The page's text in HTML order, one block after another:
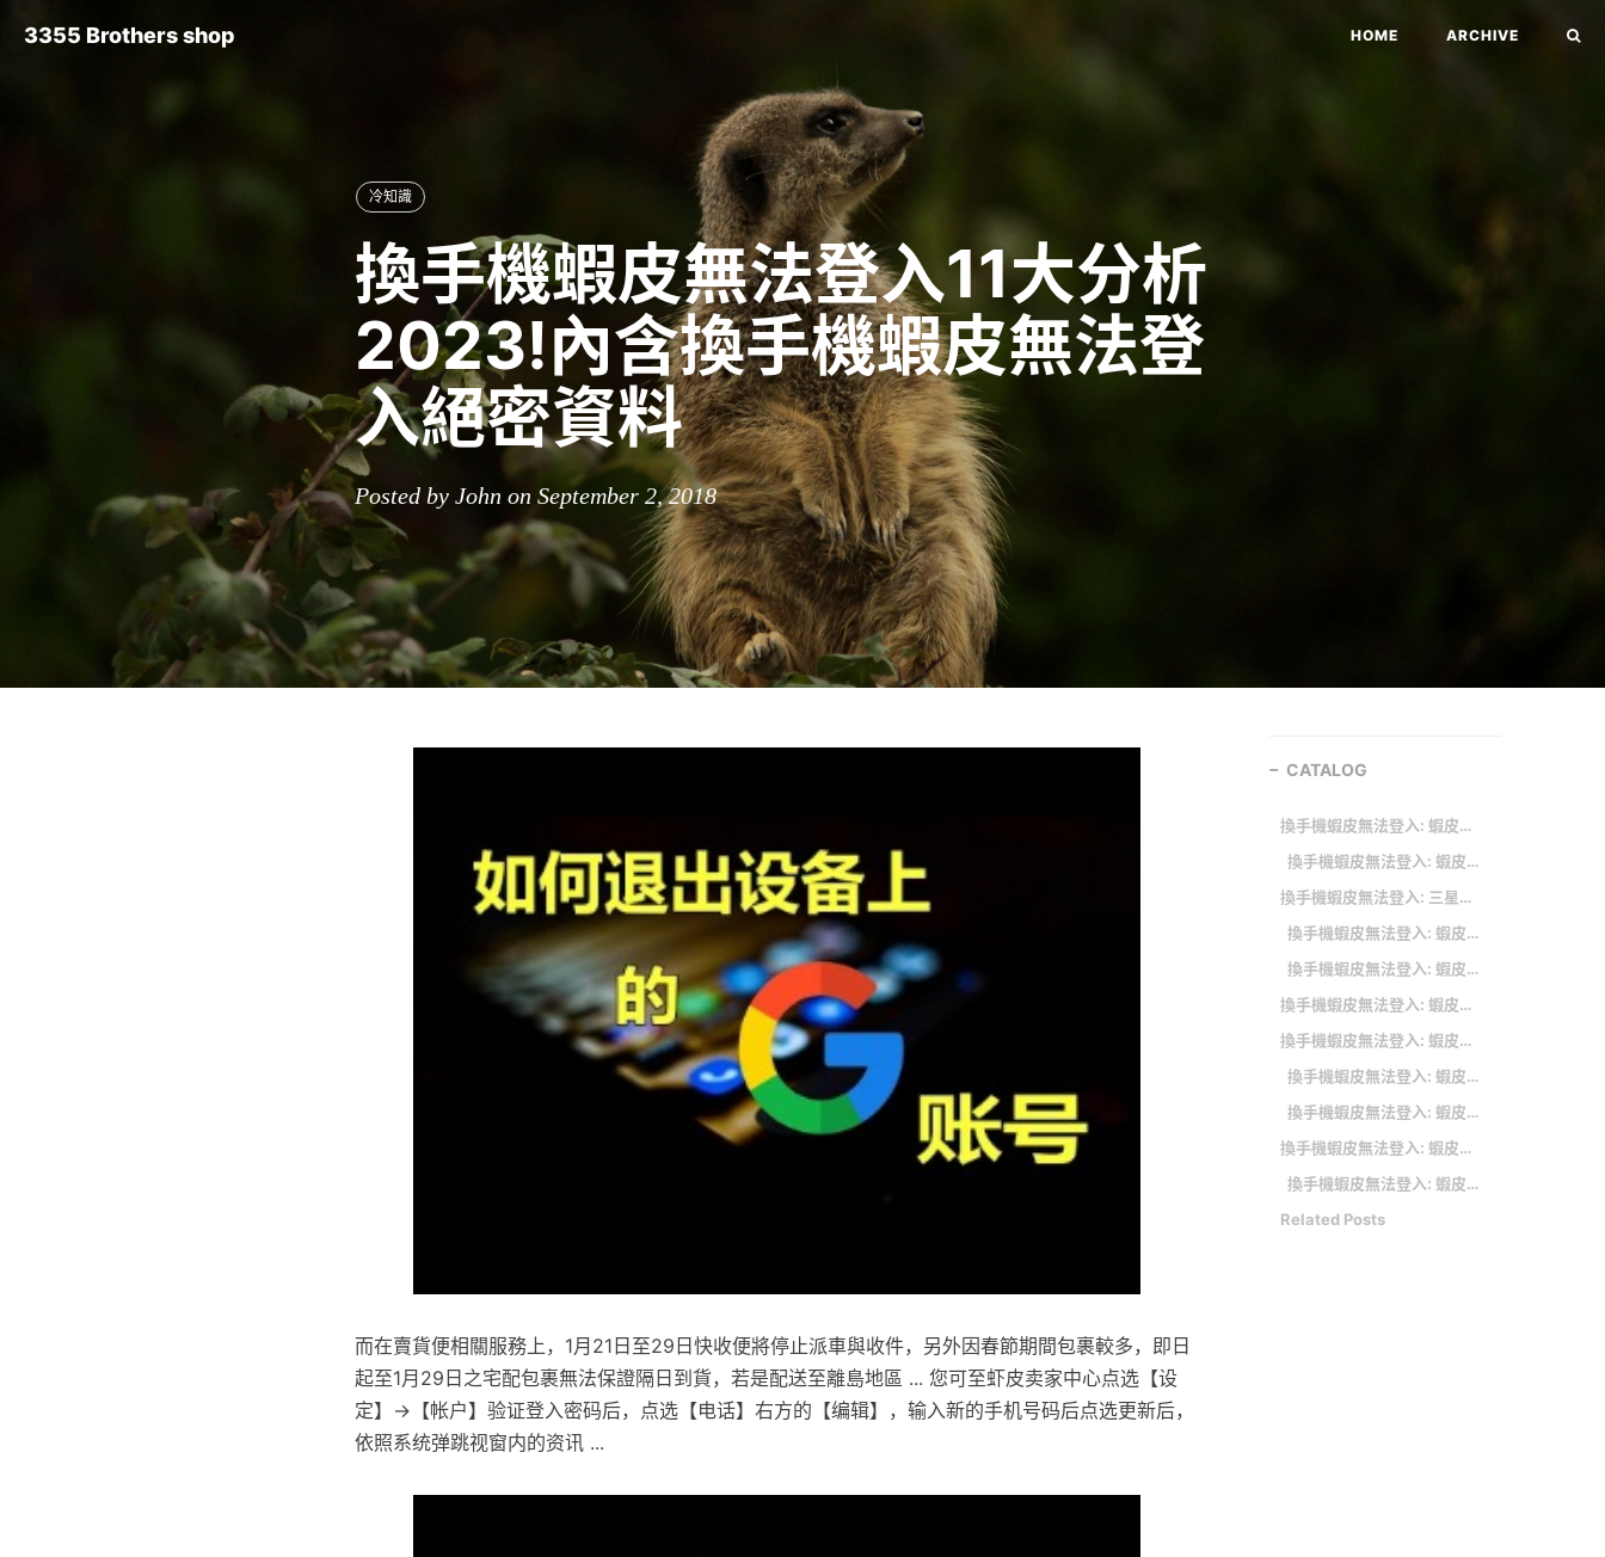
3355 Brothers shop HOME ARCHIVE
冷知識
換手機蝦皮無法登入11大分析
2023!內含換手機蝦皮無法登
入絕密資料
Posted by John on September 2, 2018
而在賣貨便相關服務上，1月21日至29日快收便將停止派車與收件，另外因春節期間包裹較多，即日
起至1月29日之宅配包裹無法保證隔日到貨，若是配送至離島地區 ... 您可至虾皮卖家中心点选【设
定】→【帐户】验证登入密码后，点选【电话】右方的【编辑】，输入新的手机号码后点选更新后，
依照系统弹跳视窗内的资讯 ...
CATALOG
換手機蝦皮無法登入: 蝦皮換手機無法登入 在 蝦皮帳號換手機登入- 看板e-shopping - 批踢踢實業坊 的推薦與評價
換手機蝦皮無法登入: 蝦皮換手機無法登入 在 別再用Facebook 帳號登入APP！用這招解除一鍵登入的個資外 ... 的推薦與評價
換手機蝦皮無法登入: 三星智慧移轉 (Smart Switch)
換手機蝦皮無法登入: 蝦皮換手機無法登入 在 蝦皮購物的手機號碼遭冒用，資安會有嚴重後遺症嗎？ - Mobile01 的推薦與評價
換手機蝦皮無法登入: 蝦皮換手機無法登入的蘋果、安卓和微軟相關APP，DCARD、PTT.CC、FACEBOOK、YOUTUBE、MOBILE01和 網路上有這些情報：
換手機蝦皮無法登入: 蝦皮換手機無法登入 在 我為何撤銷了大部分網站的Facebook 帳戶連結 的推薦與評價
換手機蝦皮無法登入: 蝦皮拍賣 認證碼無效 手機無效 電話認證 無效解決方法
換手機蝦皮無法登入: 蝦皮換手機無法登入 在 【蝦皮】蝦皮更換綁定FaceBook 帳號@ 藍藝 - 攝影、旅遊、筆記 的推薦與評價
換手機蝦皮無法登入: 蝦皮換手機無法登入 在 蝦皮App下單無預警被登出.. - PTT評價 的推薦與評價
換手機蝦皮無法登入: 蝦皮攜手賣家 推循環包裝計畫2.0
換手機蝦皮無法登入: 蝦皮換手機無法登入 在 蝦皮更改手機的問題？ - 網路購物板 - Dcard 的蘋果、安卓和微軟相關APP
Related Posts